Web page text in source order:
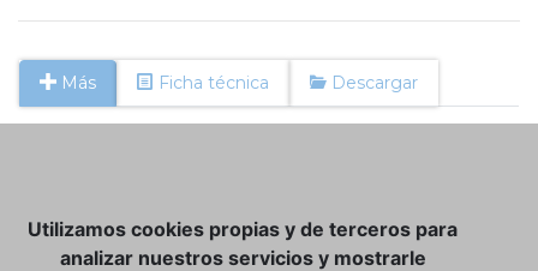
Más Ficha técnica Descargar
CLUB VINATER
Utilizamos cookies propias y de terceros para
analizar nuestros servicios y mostrarle